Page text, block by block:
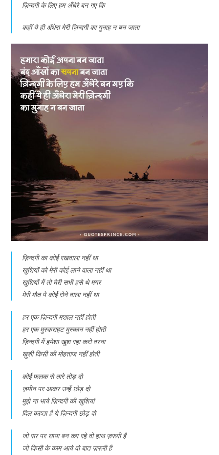
ज़िन्दगी के लिए हम अँधेरे बन गए कि
कहीं ये ही अँधेरा मेरी ज़िन्दगी का गुनाह न बन जाता
ज़िन्दगी का कोई रखवाला नहीं था
खुशियों को मेरी कोई लाने वाला नहीं था
खुशियों में तो मेरी सभी हसे थे मगर
मेरी मौत पे कोई रोने वाला नहीं था
हर एक ज़िन्दगी मशाल नहीं होती
हर एक मुस्कराहट मुस्कान नहीं होती
ज़िन्दगी में हमेशा खुश रहा करो वरना
ख़ुशी किसी की मोहताज नहीं होती
कोई फलक से तारे तोड़ दो
ज़मीन पर आकर उन्हें छोड़ दो
मुझे ना भाये ज़िन्दगी की खुशियां
दिल कहता है ये ज़िन्दगी छोड़ दो
जो सर पर साया बन कर रहे वो हाथ ज़रूरी है
जो किसी के काम आये वो बात ज़रूरी है